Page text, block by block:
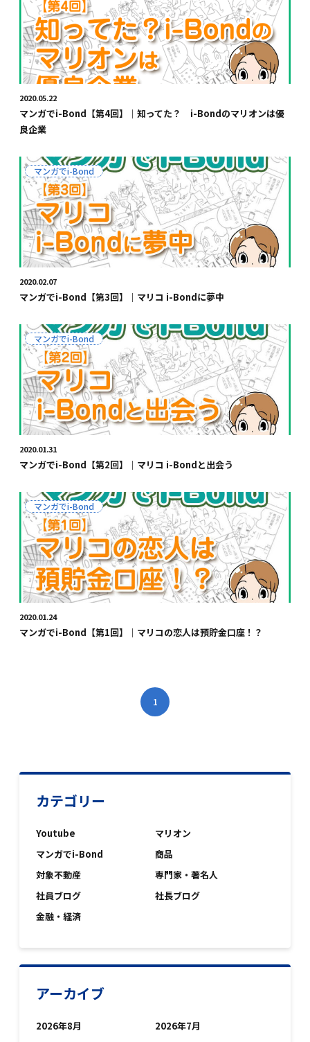
2020.05.22
マンガでi-Bond【第4回】｜知ってた？ i-Bondのマリオンは優
良企業
マンガでi-Bond
2020.02.07
マンガでi-Bond【第3回】｜マリコ i-Bondに夢中
マンガでi-Bond
2020.01.31
マンガでi-Bond【第2回】｜マリコ i-Bondと出会う
マンガでi-Bond
2020.01.24
マンガでi-Bond【第1回】｜マリコの恋人は預貯金口座！？
1
カテゴリー
Youtube
マリオン
マンガでi-Bond
商品
対象不動産
専門家・著名人
社員ブログ
社長ブログ
金融・経済
アーカイブ
2026年8月
2026年7月